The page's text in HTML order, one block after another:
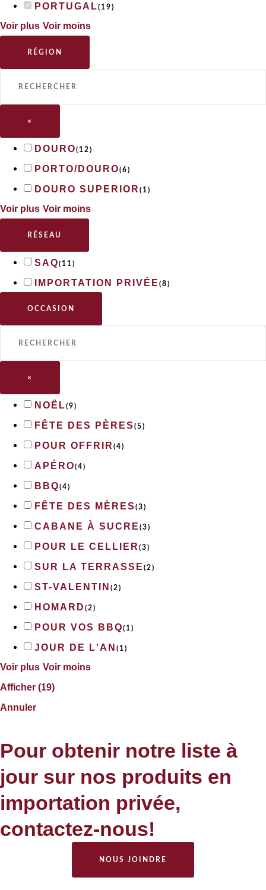
PORTUGAL( 19)
Voir plus Voir moins
RÉGION
×
DOURO( 12)
PORTO/DOURO(6)
DOURO SUPERIOR ( 1 )
Voir plus Voir moins
RÉSEAU
SAQ( 11 )
IMPORTATION PRIVÉE (8)
OCCASION
×
NOËL(9)
FÊTE DES PÈRES (5)
POUR OFFRIR (4)
APÉRO(4)
BBQ(4)
FÊTE DES MÈRES (3)
CABANE À SUCRE (3)
POUR LE CELLIER (3)
SUR LA TERRASSE (2)
ST-VALENTIN (2)
HOMARD (2)
POUR VOS BBQ( 1 )
JOUR DE L'AN ( 1 )
Voir plus Voir moins
Afficher (19)
Annuler
Pour obtenir notre liste à
jour sur nos produits en
importation privée,
contactez-nous!
NOUS JOINDRE